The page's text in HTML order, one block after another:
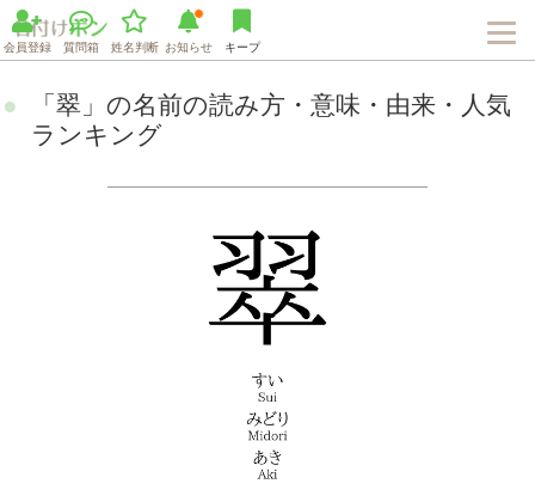
会員登録 質問箱 姓名判断 お知らせ キープ
「翠」の名前の読み方・意味・由来・人気
ランキング